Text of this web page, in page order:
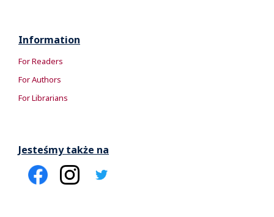
Information
For Readers
For Authors
For Librarians
Jesteśmy także na